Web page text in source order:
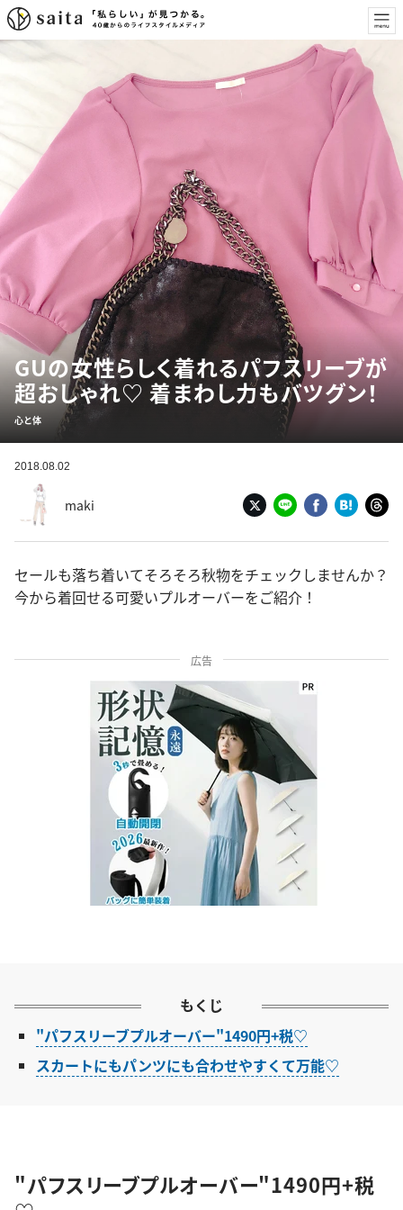
GUの女性らしく着れるパフスリーブが
超おしゃれ♡ 着まわし力もバツグン！
心と体
2018.08.02
maki
セールも落ち着いてそろそろ秋物をチェックしませんか？
今から着回せる可愛いプルオーバーをご紹介！
広告
もくじ
"パフスリーブプルオーバー"1490円+税♡
スカートにもパンツにも合わせやすくて万能♡
"パフスリーブプルオーバー"1490円+税